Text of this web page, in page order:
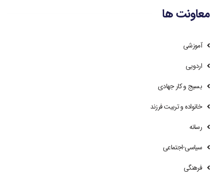
معاونت ها
آموزشی
اردویی
بسیج و کار جهادی
خانواده و تربیت فرزند
رسانه
سیاسی-اجتماعی
فرهنگی